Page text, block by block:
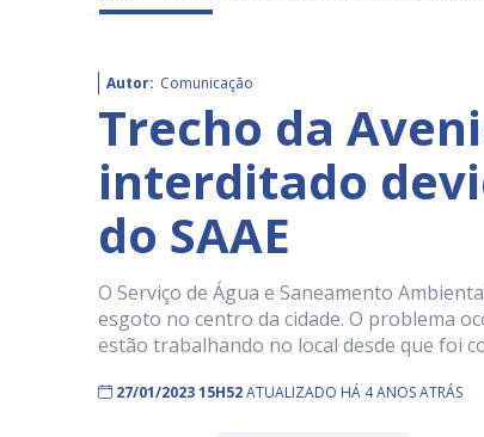
Autor: Comunicação
Trecho da
interditado
do SAAE
O Serviço de Água e Saneamento
esgoto no centro da cidade. O problema
estão trabalhando no local desde que foi
27/01/2023 15H52ATUALIZADO HÁ 4 ANOS ATRÁS